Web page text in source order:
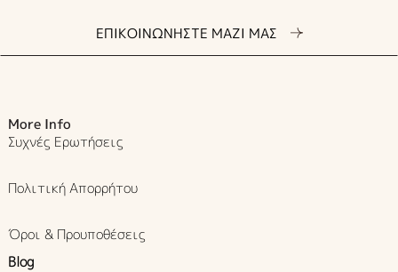
ΕΠΙΚΟΙΝΩΝΗΣΤΕ ΜΑΖΙ ΜΑΣ
More Info
Συχνές Ερωτήσεις
Πολιτική Απορρήτου
Όροι & Προυποθέσεις
Blog